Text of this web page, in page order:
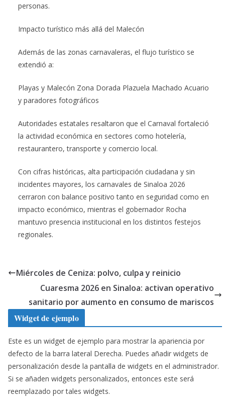
personas.
Impacto turístico más allá del Malecón
Además de las zonas carnavaleras, el flujo turístico se
extendió a:
Playas y Malecón Zona Dorada Plazuela Machado Acuario
y paradores fotográficos
Autoridades estatales resaltaron que el Carnaval fortaleció
la actividad económica en sectores como hotelería,
restaurantero, transporte y comercio local.
Con cifras históricas, alta participación ciudadana y sin
incidentes mayores, los carnavales de Sinaloa 2026
cerraron con balance positivo tanto en seguridad como en
impacto económico, mientras el gobernador Rocha
mantuvo presencia institucional en los distintos festejos
regionales.
Miércoles de Ceniza: polvo, culpa y reinicio
Cuaresma 2026 en Sinaloa: activan operativo
sanitario por aumento en consumo de mariscos
Widget de ejemplo
Este es un widget de ejemplo para mostrar la apariencia por
defecto de la barra lateral Derecha. Puedes añadir widgets de
personalización desde la pantalla de widgets en el administrador.
Si se añaden widgets personalizados, entonces este será
reemplazado por tales widgets.